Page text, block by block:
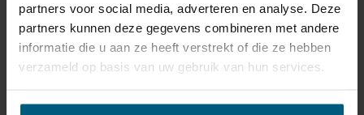
partners voor social media, adverteren en analyse. Deze
partners kunnen deze gegevens combineren met andere
informatie die u aan ze heeft verstrekt of die ze hebben
verzameld op basis van uw gebruik van hun services.